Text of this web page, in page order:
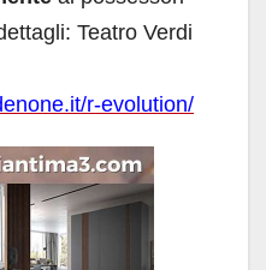
Teatro Verdi
r-evolution/